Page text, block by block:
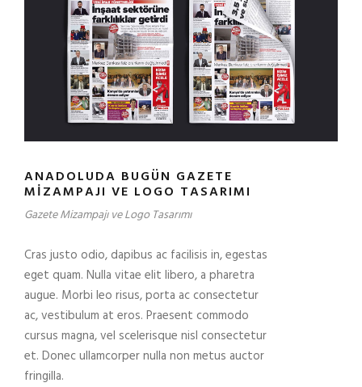
ANADOLUDA BUGÜN GAZETE
MIZAMPAJI VE LOGO TASARIMI
Gazete Mizampajı ve Logo Tasarımı
Cras justo odio, dapibus ac facilisis in, egestas
eget quam. Nulla vitae elit libero, a pharetra
augue. Morbi leo risus, porta ac consectetur
ac, vestibulum at eros. Praesent commodo
cursus magna, vel scelerisque nisl consectetur
et. Donec ullamcorper nulla non metus auctor
fringilla.